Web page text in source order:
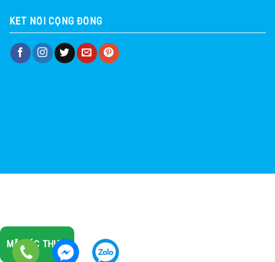
KẾT NỐI CỘNG ĐỒNG
MÃ XÁC THỰC: